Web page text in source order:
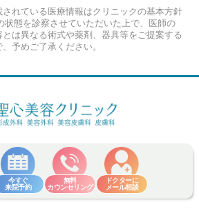
今すぐ
来院予約
無料
カウンセリング
ドクターに
メール相談
れている医療情報はクリニックの基本方針
状態を診察させていただいた上で、医師の
は異なる術式や薬剤、器具等をご提案する
予めご了承ください。
シーポリシー サイトマップ
Plastic and Aesthetic Surgery Clinic Co.,Ltd. All
Rights Reserved.